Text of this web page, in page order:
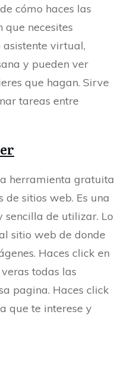
cómo haces las
que necesites
virtual,
y pueden ver
que hagan. Sirve
tareas entre
herramienta gratuita
sitios web. Es una
sencilla de utilizar. Lo
sitio web de donde
Haces click en
todas las
pagina. Haces click
que te interese y